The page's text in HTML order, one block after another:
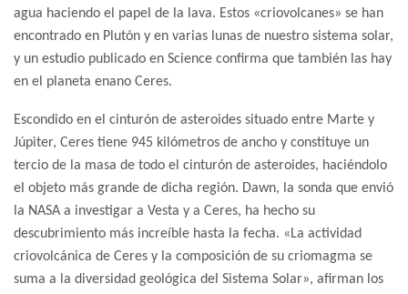
agua haciendo el papel de la lava. Estos «criovolcanes» se han
encontrado en Plutón y en varias lunas de nuestro sistema solar,
y un estudio publicado en Science confirma que también las hay
en el planeta enano Ceres.
Escondido en el cinturón de asteroides situado entre Marte y
Júpiter, Ceres tiene 945 kilómetros de ancho y constituye un
tercio de la masa de todo el cinturón de asteroides, haciéndolo
el objeto más grande de dicha región. Dawn, la sonda que envió
la NASA a investigar a Vesta y a Ceres, ha hecho su
descubrimiento más increíble hasta la fecha. «La actividad
criovolcánica de Ceres y la composición de su criomagma se
suma a la diversidad geológica del Sistema Solar», afirman los